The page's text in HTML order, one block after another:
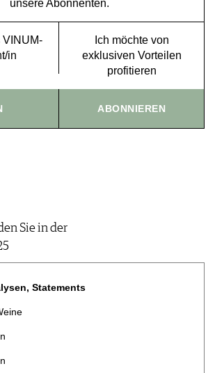
unsere Abonnenten.
VINUM-
in
Ich möchte von
exklusiven Vorteilen
profitieren
ABONNIEREN
Sie in der
Statements